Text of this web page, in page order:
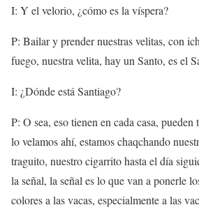
I: Y el velorio, ¿cómo es la víspera?
P: Bailar y prender nuestras velitas, con
fuego, nuestra velita, hay un Santo, es el
I: ¿Dónde está Santiago?
P: O sea, eso tienen en cada casa, pueden
lo velamos ahí, estamos chaqchando
traguito, nuestro cigarrito hasta el día
la señal, la señal es lo que van a ponerle
colores a las vacas, especialmente a las